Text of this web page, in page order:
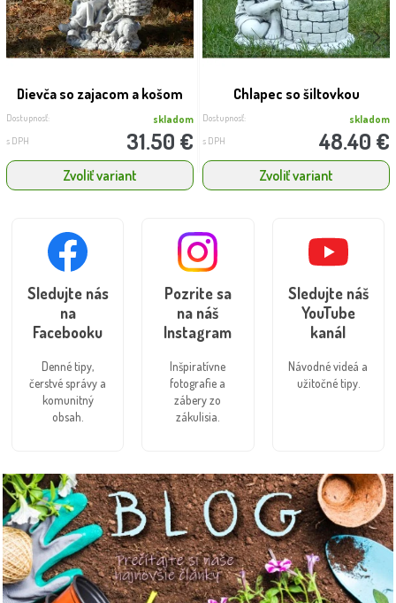
Dievča so zajacom a košom
Dostupnosť: skladom
s DPH 31.50 €
Zvoliť variant
Chlapec so šiltovkou
Dostupnosť: skladom
s DPH 48.40 €
Zvoliť variant
Sledujte nás
na
Facebooku
Denné tipy,
čerstvé správy a
komunitný
obsah.
Pozrite sa
na náš
Instagram
Inšpiratívne
fotografie a
zábery zo
zákulisia.
Sledujte náš
YouTube
kanál
Návodné videá a
užitočné tipy.